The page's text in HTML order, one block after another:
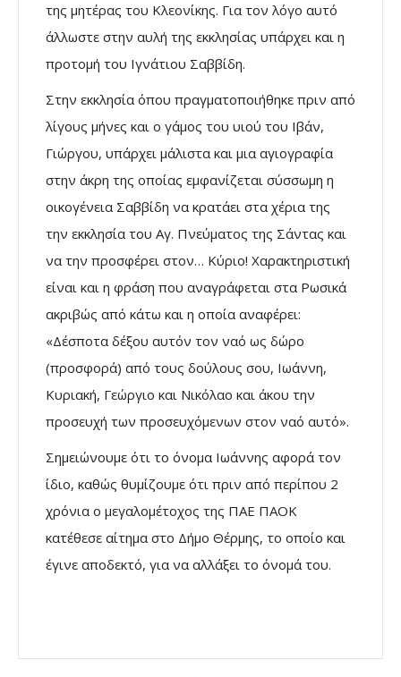
της μητέρας του Κλεονίκης. Για τον λόγο αυτό
άλλωστε στην αυλή της εκκλησίας υπάρχει και η
προτομή του Ιγνάτιου Σαββίδη.
Στην εκκλησία όπου πραγματοποιήθηκε πριν από
λίγους μήνες και ο γάμος του υιού του Ιβάν,
Γιώργου, υπάρχει μάλιστα και μια αγιογραφία
στην άκρη της οποίας εμφανίζεται σύσσωμη η
οικογένεια Σαββίδη να κρατάει στα χέρια της
την εκκλησία του Αγ. Πνεύματος της Σάντας και
να την προσφέρει στον… Κύριο! Χαρακτηριστική
είναι και η φράση που αναγράφεται στα Ρωσικά
ακριβώς από κάτω και η οποία αναφέρει:
«Δέσποτα δέξου αυτόν τον ναό ως δώρο
(προσφορά) από τους δούλους σου, Ιωάννη,
Κυριακή, Γεώργιο και Νικόλαο και άκου την
προσευχή των προσευχόμενων στον ναό αυτό».
Σημειώνουμε ότι το όνομα Ιωάννης αφορά τον
ίδιο, καθώς θυμίζουμε ότι πριν από περίπου 2
χρόνια ο μεγαλομέτοχος της ΠΑΕ ΠΑΟΚ
κατέθεσε αίτημα στο Δήμο Θέρμης, το οποίο και
έγινε αποδεκτό, για να αλλάξει το όνομά του.